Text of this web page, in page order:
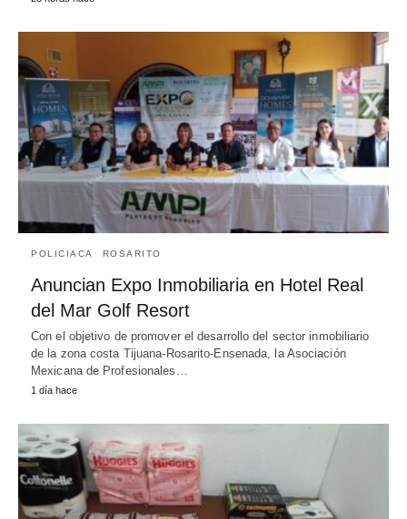
POLICIACA ROSARITO
Anuncian Expo Inmobiliaria en Hotel Real
del Mar Golf Resort
Con el objetivo de promover el desarrollo del sector inmobiliario
de la zona costa Tijuana-Rosarito-Ensenada, la Asociación
Mexicana de Profesionales…
1 día hace